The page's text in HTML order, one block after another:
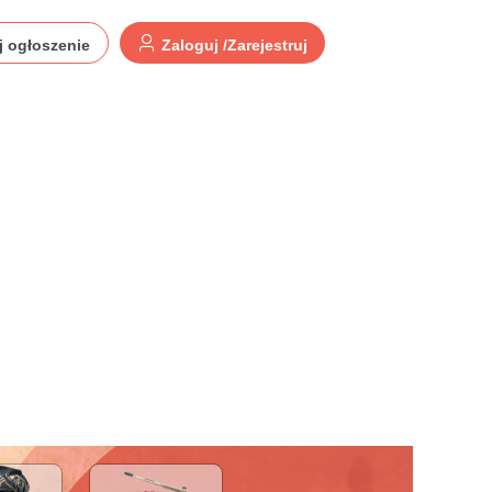
Zaloguj /Zarejestruj
ogłoszenie